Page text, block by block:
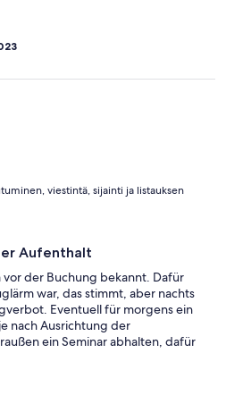
viestintä, sijainti ja listauksen
Aufenthalt
vor der Buchung bekannt. Dafür
war, das stimmt, aber nachts
Eventuell für morgens ein
nach Ausrichtung der
ein Seminar abhalten, dafür
zu. Wir sind rein gegangen und
geöffnet und alles war
ruhigem Wohnviertel. 10 Minuten